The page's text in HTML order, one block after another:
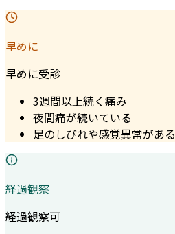
早めに
早めに受診
3週間以上続く痛み
夜間痛が続いている
足のしびれや感覚異常がある
経過観察
経過観察可